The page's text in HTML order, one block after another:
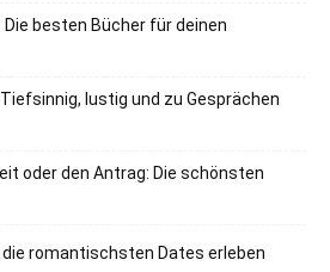
besten Bücher für deinen
lustig und zu Gesprächen
oder den Antrag: Die schönsten
die romantischsten Dates erleben